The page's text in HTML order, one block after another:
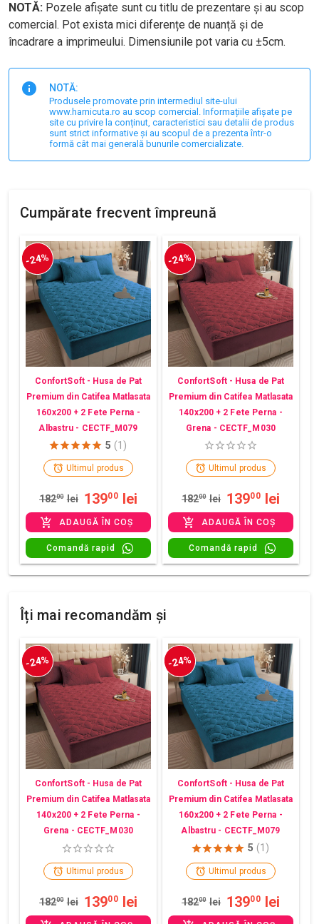
NOTĂ: Pozele afișate sunt cu titlu de prezentare și au scop
comercial. Pot exista mici diferențe de nuanță și de
încadrare a imprimeului. Dimensiunile pot varia cu ±5cm.
NOTĂ:
Produsele promovate prin intermediul site-ului
www.harnicuta.ro au scop comercial. Informațiile afișate pe
site cu privire la conținut, caracteristici sau detalii de produs
sunt strict informative și au scopul de a prezenta într-o
formă cât mai generală bunurile comercializate.
Cumpărate frecvent împreună
-24%
ConfortSoft - Husa de Pat
Premium din Catifea Matlasata
160x200 + 2 Fete Perna -
Albastru - CECTF_M079
5 (1)
Ultimul produs
18200 lei 13900 lei
ADAUGĂ ÎN COȘ
Comandă rapid
-24%
ConfortSoft - Husa de Pat
Premium din Catifea Matlasata
140x200 + 2 Fete Perna -
Grena - CECTF_M030
Ultimul produs
18200 lei 13900 lei
ADAUGĂ ÎN COȘ
Comandă rapid
Îți mai recomandăm și
-24%
ConfortSoft - Husa de Pat
Premium din Catifea Matlasata
140x200 + 2 Fete Perna -
Grena - CECTF_M030
Ultimul produs
18200 lei 13900 lei
-24%
ConfortSoft - Husa de Pat
Premium din Catifea Matlasata
160x200 + 2 Fete Perna -
Albastru - CECTF_M079
5 (1)
Ultimul produs
18200 lei 13900 lei